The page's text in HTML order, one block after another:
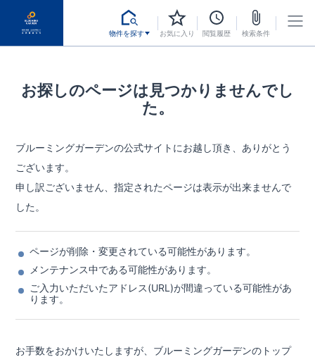
物件を探す お気に入り 閲覧履歴 検索条件
お探しのページは見つかりませんでし
た。
ブルーミングガーデンの公式サイトにお越し頂き、ありがとう
ございます。
申し訳ございません、指定されたページは表示が出来ませんで
した。
ページが削除・変更されている可能性があります。
メンテナンス中である可能性があります。
ご入力いただいたアドレス(URL)が間違っている可能性があ
ります。
お手数をおかけいたしますが、ブルーミングガーデンのトップ